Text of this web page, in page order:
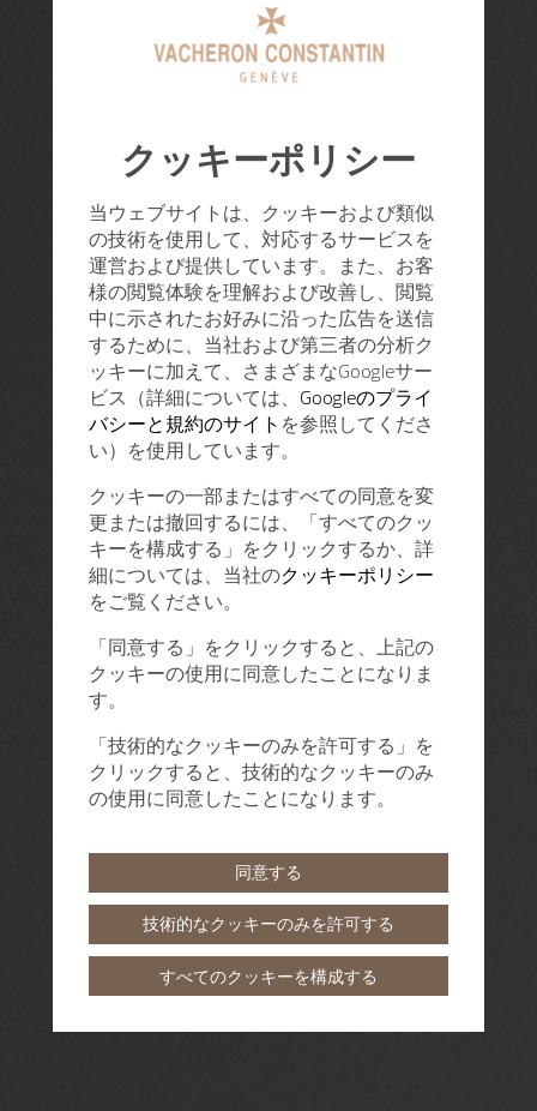
クッキーポリシー
当ウェブサイトは、クッキーおよび類似
の技術を使用して、対応するサービスを
運営および提供しています。また、お客
様の閲覧体験を理解および改善し、閲覧
中に示されたお好みに沿った広告を送信
するために、当社および第三者の分析ク
ッキーに加えて、さまざまなGoogleサー
ビス（詳細については、 Googleのプライ
バシーと規約のサイト を参照してくださ
い）を使用しています。
クッキーの一部またはすべての同意を変
更または撤回するには、「すべてのクッ
キーを構成する」をクリックするか、詳
細については、当社のクッキーポリシー
をご覧ください。
「同意する」をクリックすると、上記の
クッキーの使用に同意したことになりま
す。
「技術的なクッキーのみを許可する」を
クリックすると、技術的なクッキーのみ
の使用に同意したことになります。
同意する
技術的なクッキーのみを許可する
すべてのクッキーを構成する